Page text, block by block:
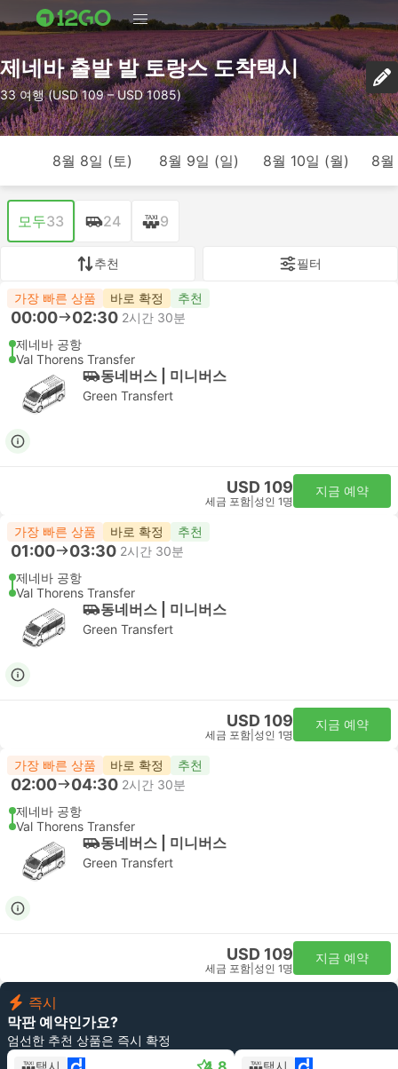
제네바 출발 발 토랑스 도착택시
33 여행 (USD 109 – USD 1085)
8월 8일 (토) 8월 9일 (일) 8월 10일 (월) 8월
모두33 24 9
추천 필터
가장 빠른 상품 바로 확정 추천
00:00 02:30 2시간 30분
제네바 공항
Val Thorens Transfer
동네버스 | 미니버스
Green Transfert
USD 109
세금 포함 성인 1명
지금 예약
가장 빠른 상품 바로 확정 추천
01:00 03:30 2시간 30분
제네바 공항
Val Thorens Transfer
동네버스 | 미니버스
Green Transfert
USD 109
세금 포함 성인 1명
지금 예약
가장 빠른 상품 바로 확정 추천
02:00 04:30 2시간 30분
제네바 공항
Val Thorens Transfer
동네버스 | 미니버스
Green Transfert
USD 109
세금 포함 성인 1명
지금 예약
즉시
막판 예약인가요?
엄선한 추천 상품은 즉시 확정
택시
택시